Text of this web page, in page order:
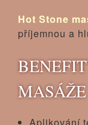
Hot Stone
příjemnou a
MASÁŽE